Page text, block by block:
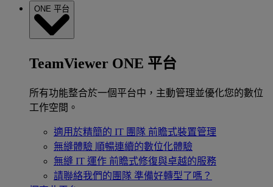
ONE 平台
TeamViewer ONE 平台
所有功能整合於一個平台中，主動管理並優化您的數位
工作空間。
適用於精簡的 IT 團隊 前瞻式裝置管理
無縫體驗 順暢連續的數位化體驗
無縫 IT 運作 前瞻式修復與卓越的服務
請聯絡我們的團隊 準備好轉型了嗎？